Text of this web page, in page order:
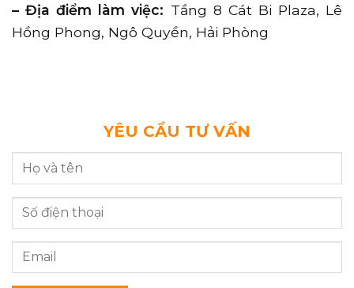
– Địa điểm làm việc: Tầng 8 Cát Bi Plaza, Lê
Hồng Phong, Ngô Quyền, Hải Phòng
YÊU CẦU TƯ VẤN